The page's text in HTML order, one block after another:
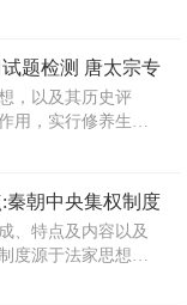
》的颁布，到辛亥
，结束了君主专制
和国，具有深远的
题检测 唐太宗专
，以及其历史评
用，实行修养生息
注意吸取隋朝灭亡
宗推行较为开明的
文化交流。关于对
和
秦朝中央集权制度
、特点及内容以及
度源于法家思想、
史原因。其特点是